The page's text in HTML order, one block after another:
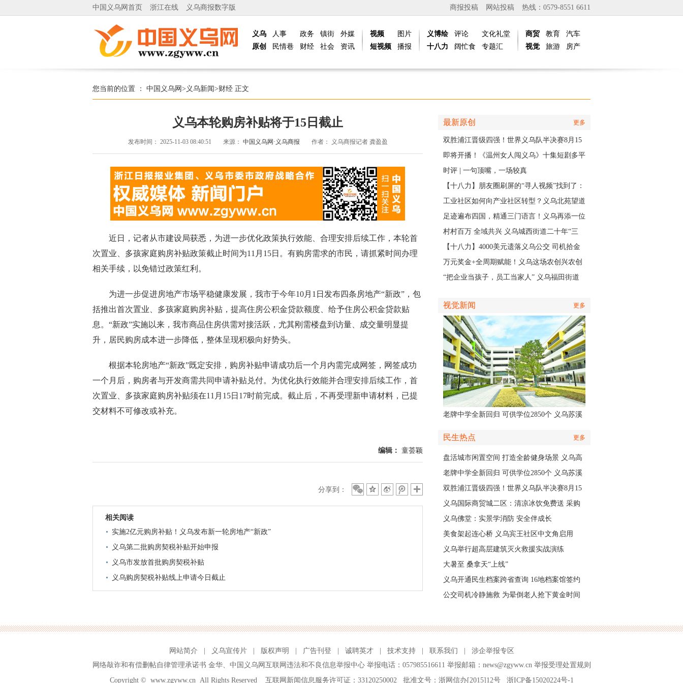
中国义乌网首页 浙江在线 义乌商报数字版 热线：0579-8551 6611
网站投稿
商报投稿
义乌
原创
人事
民情巷
政务
财经
镇街
社会
外媒
资讯
视频
短视频
图片
播报
义博绘
十八力
评论
阔忙食
文化礼堂
专题汇
商贸
视觉
教育
旅游
汽车
房产
您当前的位置 ： 中国义乌网 > 义乌新闻>财经 正文
义乌本轮购房补贴将于15日截止
发布时间： 2025-11-03 08:40:51 来源： 中国义乌网·义乌商报 作者： 义乌商报记者 龚盈盈
近日，记者从市建设局获悉，为进一步优化政策执行效能、合理安排后续工作，本轮首
次置业、多孩家庭购房补贴政策截止时间为11月15日。有购房需求的市民，请抓紧时间办理
相关手续，以免错过政策红利。
为进一步促进房地产市场平稳健康发展，我市于今年10月1日发布四条房地产“新政”，包
括推出首次置业、多孩家庭购房补贴，提高住房公积金贷款额度、给予住房公积金贷款贴
息。“新政”实施以来，我市商品住房供需对接活跃，尤其刚需楼盘到访量、成交量明显提
升，居民购房成本进一步降低，整体呈现积极向好势头。
根据本轮房地产“新政”既定安排，购房补贴申请成功后一个月内需完成网签，网签成功
一个月后，购房者与开发商需共同申请补贴兑付。为优化执行效能并合理安排后续工作，首
次置业、多孩家庭购房补贴须在11月15日17时前完成。截止后，不再受理新申请材料，已提
交材料不可修改或补充。
编辑： 童荟颖
分享到：
相关阅读
实施2亿元购房补贴！义乌发布新一轮房地产“新政”
义乌第二批购房契税补贴开始申报
义乌市发放首批购房契税补贴
义乌购房契税补贴线上申请今日截止
最新原创 更多
双胜浦江晋级四强！世界义乌队半决赛8月15
日主场开打
即将开播！《温州女人闯义乌》十集短剧多平
台同步上线
时评 | 一句顶嘴，一场较真
【十八力】朋友圈刷屏的“寻人视频”找到了：
那个递出雨衣的义乌排水人，原来是他
工业社区如何向产业社区转型？义乌北苑望道
社区将IP作为“金钥匙”
足迹遍布四国，精通三门语言！义乌再添一位
外籍医生
村村百万 全域共兴 义乌城西街道二十年“三
地”实践，绘就产业共富新图景
【十八力】4000美元遗落义乌公交 司机拾金
不昧获外国客商点赞
万元奖金+全周期赋能！义乌这场农创兴农创
业大赛开启报名
“把企业当孩子，员工当家人” 义乌福田街道
视觉新闻 更多
老牌中学全新回归 可供学位2850个 义乌苏溪
民生热点 更多
盘活城市闲置空间 打造全龄健身场景 义乌高
质量落地省级文体民生实事
老牌中学全新回归 可供学位2850个 义乌苏溪
中学9月投用
双胜浦江晋级四强！世界义乌队半决赛8月15
日主场开打
义乌国际商贸城二区：清凉冰饮免费送 采购
商可就近领取
义乌佛堂：实景学消防 安全伴成长
美食架起连心桥 义乌宾王社区中文角启用
义乌举行超高层建筑灭火救援实战演练
大暑至 桑拿天“上线”
义乌开通民生档案跨省查询 16地档案馆签约
合作
公交司机冷静施救 为晕倒老人抢下黄金时间
网站简介 义乌宣传片 版权声明 广告刊登 诚聘英才 技术支持 联系我们
涉企举报专区
网络敲诈和有偿删帖自律管理承诺书 金华、 中国义乌网互联网违法和不良信息举报中心举报电话：057985516611 举报邮箱：news@zgyww.cn 举报受理处置规则
Copyright © www.zgyww.cnAll Rights Reserved 互联网新闻信息服务许可证：33120250002 批准文号：浙网信办[2015]12号 浙ICP备15020224号-1